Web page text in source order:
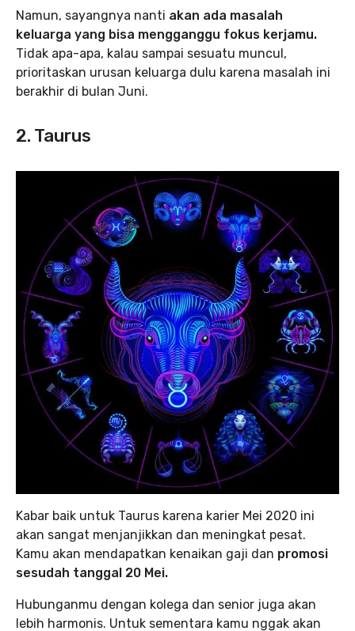
Namun, sayangnya nanti akan ada masalah
keluarga yang bisa mengganggu fokus kerjamu.
Tidak apa-apa, kalau sampai sesuatu muncul,
prioritaskan urusan keluarga dulu karena masalah ini
berakhir di bulan Juni.
2. Taurus
Kabar baik untuk Taurus karena karier Mei 2020 ini
akan sangat menjanjikkan dan meningkat pesat.
Kamu akan mendapatkan kenaikan gaji dan promosi
sesudah tanggal 20 Mei.
Hubunganmu dengan kolega dan senior juga akan
lebih harmonis. Untuk sementara kamu nggak akan